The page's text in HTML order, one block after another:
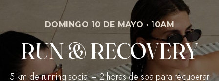
DOMINGO 10 DE MAYO · 10AM
RUN & RECOVERY
5 km de running social + 2 horas de spa para recuperar